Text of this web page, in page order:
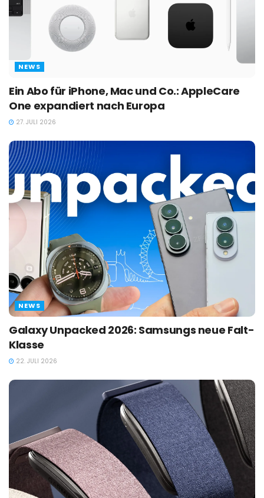
NEWS
Ein Abo für iPhone, Mac und Co.: AppleCare
One expandiert nach Europa
27. JULI 2026
NEWS
Galaxy Unpacked 2026: Samsungs neue Falt-
Klasse
22. JULI 2026